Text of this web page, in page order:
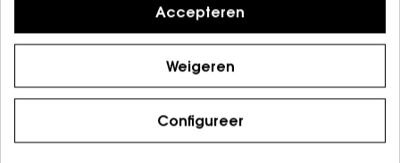
Accepteren
Weigeren
Configureer